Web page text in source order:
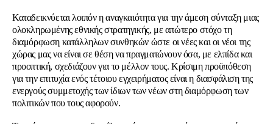
Καταδεικνύεται λοιπόν η αναγκαιότητα για την άμεση σύνταξη μιας
ολοκληρωμένης εθνικής στρατηγικής, με απώτερο στόχο τη
διαμόρφωση κατάλληλων συνθηκών ώστε οι νέες και οι νέοι της
χώρας μας να είναι σε θέση να πραγματώνουν όσα, με ελπίδα και
προοπτική, σχεδιάζουν για το μέλλον τους. Κρίσιμη προϋπόθεση
για την επιτυχία ενός τέτοιου εγχειρήματος είναι η διασφάλιση της
ενεργούς συμμετοχής των ίδιων των νέων στη διαμόρφωση των
πολιτικών που τους αφορούν.